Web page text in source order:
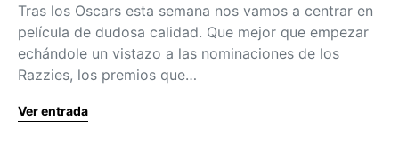
Tras los Oscars esta semana nos vamos a centrar en
película de dudosa calidad. Que mejor que empezar
echándole un vistazo a las nominaciones de los
Razzies, los premios que…
Ver entrada